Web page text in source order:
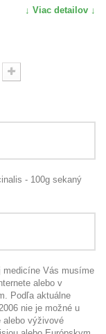
↓ Viac detailov ↓
- 100g sekaný
medicíne Vás musíme
alebo v
Podľa aktuálne
nie je možné u
alebo výživové